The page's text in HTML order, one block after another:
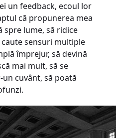
un feedback, ecoul lor
că propunerea mea
spre lume, să ridice
sensuri multiple
împrejur, să devină
mai mult, să se
cuvânt, să poată